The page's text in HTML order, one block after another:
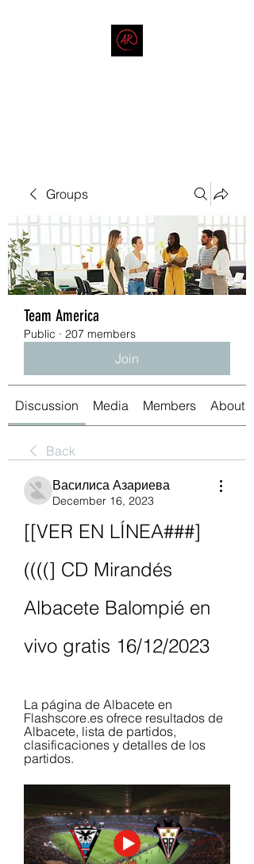
Groups
Team America
Public · 207 members
Join
Discussion Media Members About
Back
Василиса Азариева
December 16, 2023
[[VER EN LÍNEA###]
((((] CD Mirandés
Albacete Balompié en
vivo gratis 16/12/2023
La página de Albacete en
Flashscore.es ofrece resultados de
Albacete, lista de partidos,
clasificaciones y detalles de los
partidos.